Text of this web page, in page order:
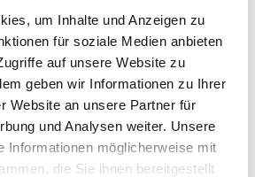
um Inhalte und Anzeigen zu
für soziale Medien anbieten
auf unsere Website zu
geben wir Informationen zu Ihrer
Website an unsere Partner für
und Analysen weiter. Unsere
Informationen möglicherweise mit
die Sie ihnen bereitgestellt